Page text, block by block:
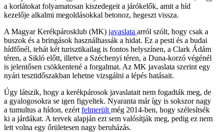
a korlátokat folyamatosan kiszedegeit a járókelők, amit a híd
kezelője alkalmi megoldásokkal betonoz, hegeszt vissza.
A Magyar Kerékpárosklub (MK) javaslata arról szólt, hogy csak a
buszok és a bringások használhassák a hidat. Ez a pesti és a budai
hídfőnél, tehát két turisztikailag is fontos helyszínen, a Clark Ádám
téren, a Sikló előtt, illetve a Széchenyi téren, a Duna-korzó végénél
is jelentősen csökkentené a forgalmat. Az MK javaslata szerint egy
nyári tesztidőszakban lehetne vizsgálni a lépés hatásait.
Úgy látszik, hogy a kerékpárosok javaslatait nem fogadták meg, de
a gyalogosokra se igen figyeltek. Nyaranta már így is sokszor nagy
a tumultus a hídon, ezért felmerült még 2014-ben, hogy szélesítsék
ki a járdákat. A tervek alapján ezt sem valósítják meg, pedig ez nem
lett volna egy őrületesen nagy beruházás.